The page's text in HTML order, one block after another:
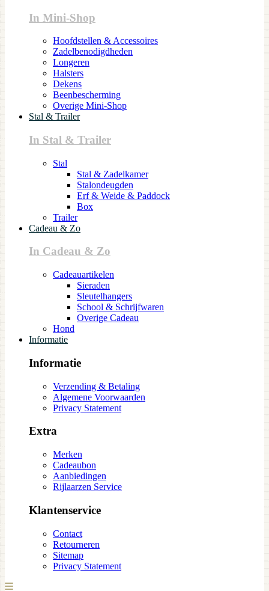
In Mini-Shop
Hoofdstellen & Accessoires
Zadelbenodigdheden
Longeren
Halsters
Dekens
Beenbescherming
Overige Mini-Shop
Stal & Trailer
In Stal & Trailer
Stal
Stal & Zadelkamer
Stalondeugden
Erf & Weide & Paddock
Box
Trailer
Cadeau & Zo
In Cadeau & Zo
Cadeauartikelen
Sieraden
Sleutelhangers
School & Schrijfwaren
Overige Cadeau
Hond
Informatie
Informatie
Verzending & Betaling
Algemene Voorwaarden
Privacy Statement
Extra
Merken
Cadeaubon
Aanbiedingen
Rijlaarzen Service
Klantenservice
Contact
Retourneren
Sitemap
Privacy Statement